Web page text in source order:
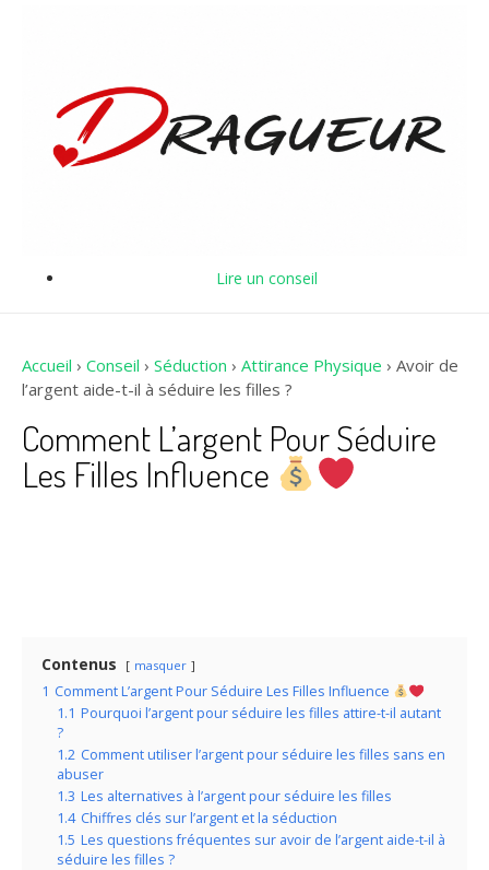
Lire un conseil
Accueil › Conseil › Séduction › Attirance Physique › Avoir de
l’argent aide-t-il à séduire les filles ?
Comment L’argent Pour Séduire
Les Filles Influence
Contenus masquer
1 Comment L’argent Pour Séduire Les Filles Influence
1.1 Pourquoi l’argent pour séduire les filles attire-t-il autant
?
1.2 Comment utiliser l’argent pour séduire les filles sans en
abuser
1.3 Les alternatives à l’argent pour séduire les filles
1.4 Chiffres clés sur l’argent et la séduction
1.5 Les questions fréquentes sur avoir de l’argent aide-t-il à
séduire les filles ?